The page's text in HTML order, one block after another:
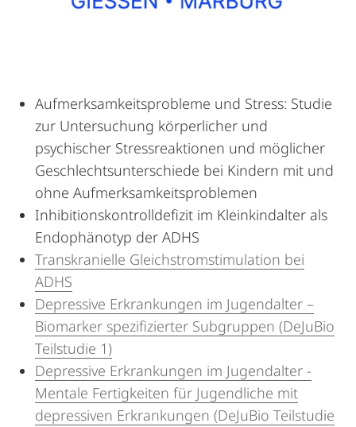
Aufmerksamkeitsprobleme und Stress: Studie
zur Untersuchung körperlicher und
psychischer Stressreaktionen und möglicher
Geschlechtsunterschiede bei Kindern mit und
ohne Aufmerksamkeitsproblemen
Inhibitionskontrolldefizit im Kleinkindalter als
Endophänotyp der ADHS
Transkranielle Gleichstromstimulation bei
ADHS
Depressive Erkrankungen im Jugendalter –
Biomarker spezifizierter Subgruppen (DeJuBio
Teilstudie 1)
Depressive Erkrankungen im Jugendalter -
Mentale Fertigkeiten für Jugendliche mit
depressiven Erkrankungen (DeJuBio Teilstudie